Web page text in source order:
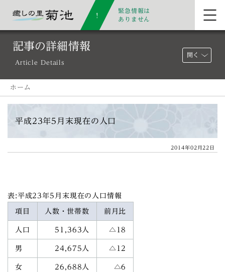
緊急情報は
ありません
記事の詳細情報
Article Details
開く
ホーム
平成23年5月末現在の人口
2014年02月22日
表:平成23年5月末現在の人口情報
項目 人数・世帯数 前月比
人口 51,363人 △18
男 24,675人 △12
女 26,688人 △6